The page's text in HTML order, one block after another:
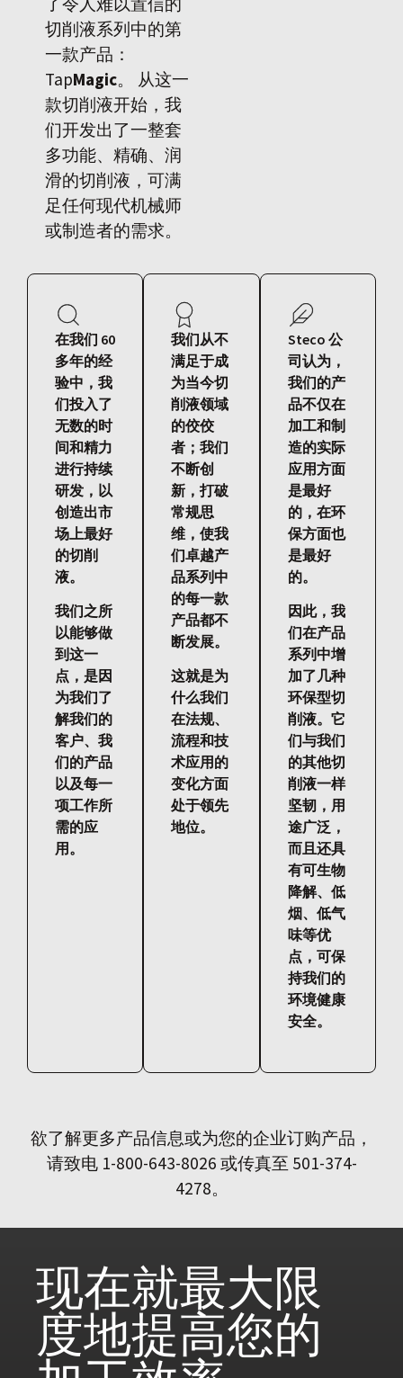
切削液系列中的第
一款产品：
TapMagic。 从这一
款切削液开始，我
们开发出了一整套
多功能、精确、润
滑的切削液，可满
足任何现代机械师
或制造者的需求。
在我们 60
多年的经
验中，我
们投入了
无数的时
间和精力
进行持续
研发，以
创造出市
场上最好
的切削
液。
我们之所
以能够做
到这一
点，是因
为我们了
解我们的
客户、我
们的产品
以及每一
项工作所
需的应
用。
我们从不
满足于成
为当今切
削液领域
的佼佼
者；我们
不断创
新，打破
常规思
维，使我
们卓越产
品系列中
的每一款
产品都不
断发展。
这就是为
什么我们
在法规、
流程和技
术应用的
变化方面
处于领先
地位。
Steco 公
司认为，
我们的产
品不仅在
加工和制
造的实际
应用方面
是最好
的，在环
保方面也
是最好
的。
因此，我
们在产品
系列中增
加了几种
环保型切
削液。它
们与我们
的其他切
削液一样
坚韧，用
途广泛，
而且还具
有可生物
降解、低
烟、低气
味等优
点，可保
持我们的
环境健康
安全。
欲了解更多产品信息或为您的企业订购产品，
请致电 1-800-643-8026 或传真至 501-374-
4278。
现在就最大限
度地提高您的